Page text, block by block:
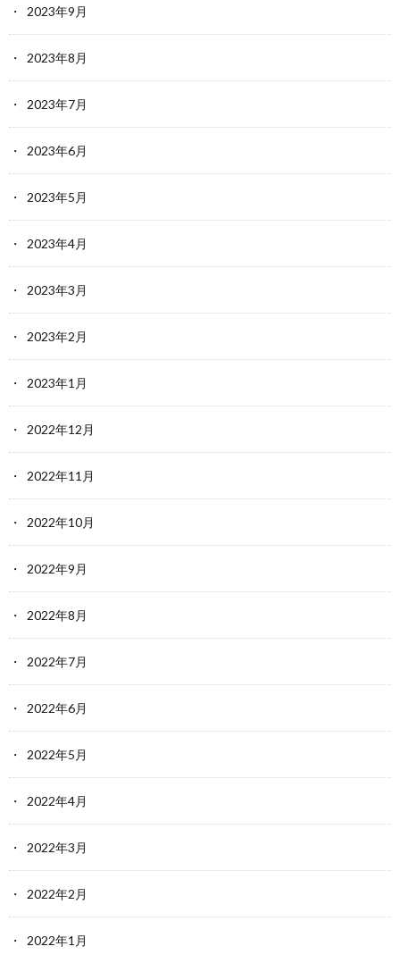
2023年9月
2023年8月
2023年7月
2023年6月
2023年5月
2023年4月
2023年3月
2023年2月
2023年1月
2022年12月
2022年11月
2022年10月
2022年9月
2022年8月
2022年7月
2022年6月
2022年5月
2022年4月
2022年3月
2022年2月
2022年1月